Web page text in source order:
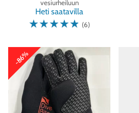
vesiurheiluun
Heti saatavilla
☆☆☆☆☆ (6)
-86%